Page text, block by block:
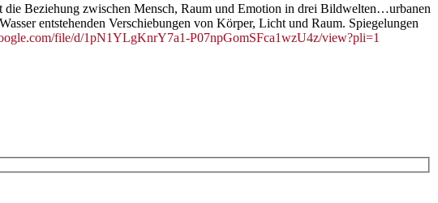
Beziehung zwischen Mensch, Raum und Emotion in drei Bildwelten…urbanen
entstehenden Verschiebungen von Körper, Licht und Raum. Spiegelungen
file/d/1pN1YLgKnrY7a1-P07npGomSFca1wzU4z/view?pli=1